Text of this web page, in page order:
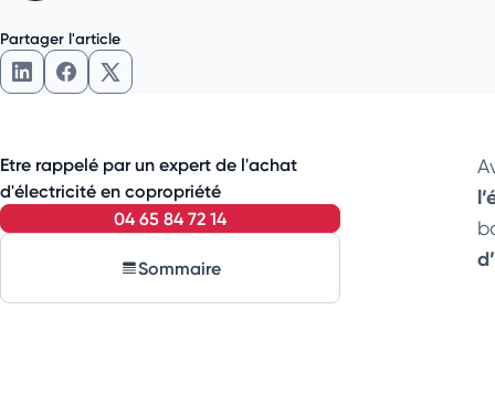
Partager l'article
Partager l'article sur LinkedIn
Partager l'article sur Facebook
Partager l'article sur X
Etre rappelé par un expert de l'achat
d'électricité en copropriété
04 65 84 72 14
Sommaire